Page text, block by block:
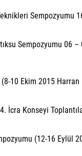
Sempozyumu
Sempozyumu 06
10 Ekim 2015
İcra Konseyi
(12-16 Eylül